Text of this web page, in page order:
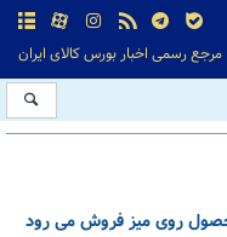
مرجع رسمی اخبار بورس کالای ایران